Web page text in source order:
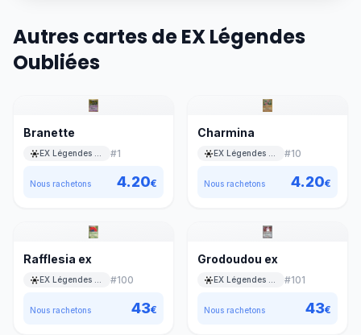
Autres cartes de EX Légendes
Oubliées
Branette
#1
Nous rachetons 4.20€
Charmina
#10
Nous rachetons 4.20€
Rafflesia ex
#100
Nous rachetons 43€
Grodoudou ex
#101
Nous rachetons 43€